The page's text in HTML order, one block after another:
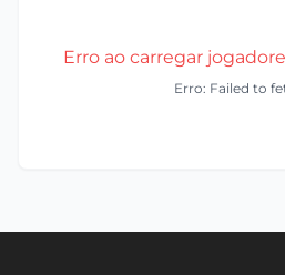
Erro ao carregar
Erro: Failed to